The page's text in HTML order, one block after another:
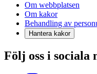
Om webbplatsen
Om kakor
Behandling av
Hantera kakor
Följ oss i sociala